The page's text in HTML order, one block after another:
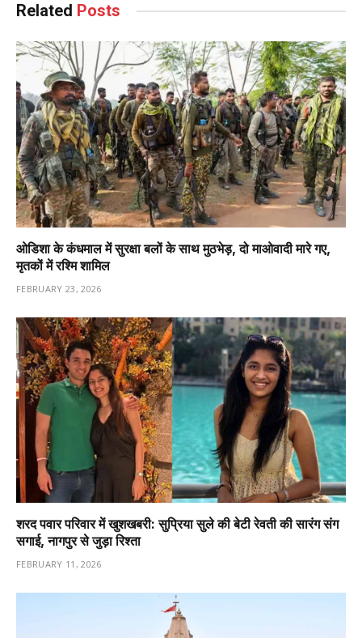
Related Posts
ओडिशा के कंधमाल में सुरक्षा बलों के साथ मुठभेड़, दो माओवादी मारे गए,
मृतकों में रश्मि शामिल
FEBRUARY 23, 2026
शरद पवार परिवार में खुशखबरी: सुप्रिया सुले की बेटी रेवती की सारंग संग
सगाई, नागपुर से जुड़ा रिश्ता
FEBRUARY 11, 2026